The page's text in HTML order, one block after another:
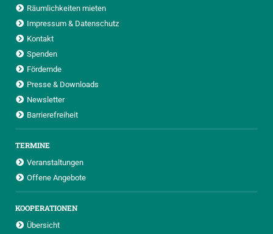
Räumlichkeiten mieten
Impressum & Datenschutz
Kontakt
Spenden
Fördernde
Presse & Downloads
Newsletter
Barrierefreiheit
TERMINE
Veranstaltungen
Offene Angebote
KOOPERATIONEN
Übersicht